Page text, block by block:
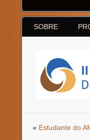
SOBRE
« Estudante do